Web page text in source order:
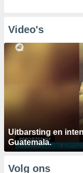
Video's
Uitbarsting en
Guatemala.
Volg ons